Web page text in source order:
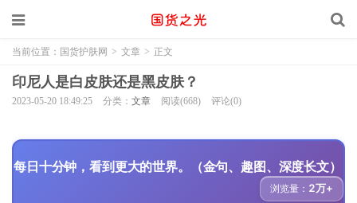
当前位置： 国货护肤网 > 文章 > 正文
印尼人是白皮肤还是黑皮肤？
2023-05-20 18:49:25 分类： 文章 阅读(668) 评论(0)
每日十分钟，看到更大的世界。（金句、趣图、深度长文）
浏览量： 2万+